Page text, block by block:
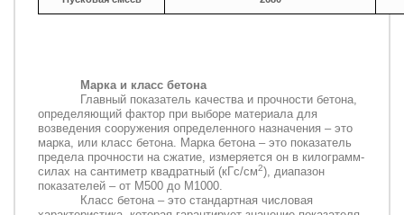
Марка и класс бетона
Главный показатель качества и прочности бетона,
определяющий фактор при выборе материала для
возведения сооружения определенного назначения – это
марка, или класс бетона. Марка бетона – это показатель
предела прочности на сжатие, измеряется он в килограмм-
силах на сантиметр квадратный (кГс/см2), диапазон
показателей – от М500 до М1000.
Класс бетона – это стандартная числовая